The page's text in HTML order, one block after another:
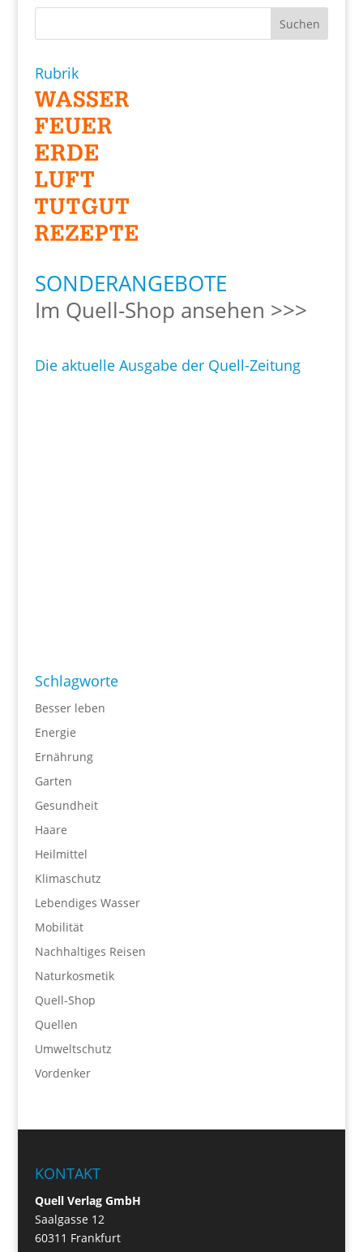
Rubrik
SONDERANGEBOTE
Im Quell-Shop ansehen >>>
Die aktuelle Ausgabe der Quell-Zeitung
Schlagworte
Besser leben
Energie
Ernährung
Garten
Gesundheit
Haare
Heilmittel
Klimaschutz
Lebendiges Wasser
Mobilität
Nachhaltiges Reisen
Naturkosmetik
Quell-Shop
Quellen
Umweltschutz
Vordenker
KONTAKT
Quell Verlag GmbH
Saalgasse 12
60311 Frankfurt